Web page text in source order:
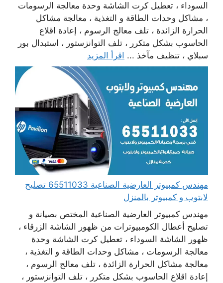
السوداء ، تعطيل كرت الشاشة وحدة معالجة الرسومات
، مشاكل وحدات الطاقة و التغذية ، معالجة مشاكل
الحرارة الزائدة ، تلف معالج الرسوم ، إعادة اقلاع
الحاسوب بشكل متكرر ، تلف التوانزستور ، استبدال بور
سبلاي ، تنظيف مآخذ ... اقرأ المزيد
مهندس كمبيوتر العارضية الصناعية 65511033 تصليح
لابتوب و كمبيوتر بالمنزل
مهندس كمبيوتر العارضية الصناعية المختص بصيانة و
تصليح أعطال الكومبيوترات من ظهور الشاشة الزرقاء ،
ظهور الشاشة السوداء ، تعطيل كرت الشاشة وحدة
معالجة الرسومات ، مشاكل وحدات الطاقة و التغذية ،
معالجة مشاكل الحرارة الزائدة ، تلف معالج الرسوم ،
إعادة اقلاع الحاسوب بشكل متكرر ، تلف التوانزستور ،